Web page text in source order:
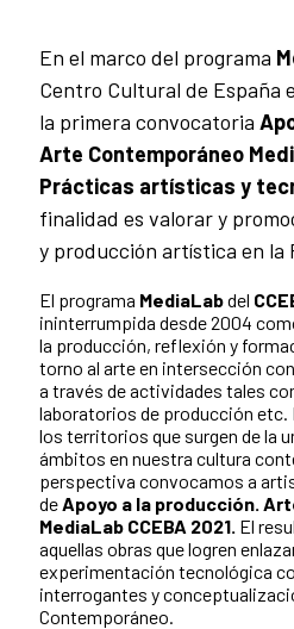
En el marco del programa
Centro Cultural de España
la primera convocatoria
Arte Contemporáneo
Prácticas artísticas y
finalidad es valorar y
y producción artística en
El programa MediaLabdel
ininterrumpida desde 2004
la producción, reflexión y
torno al arte en intersección
a través de actividades tales
laboratorios de producción
los territorios que surgen de la
ámbitos en nuestra cultura
perspectiva convocamos a
de Apoyo a la producción.
MediaLab CCEBA 2021 El
aquellas obras que logren
experimentación tecnológica
interrogantes y
Contemporáneo.